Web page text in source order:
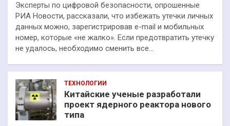
Эксперты по цифровой безопасности, опрошенные
РИА Новости, рассказали, что избежать утечки личных
данных можно, зарегистрировав e-mail и мобильных
номер, которые «не жалко». Если предотвратить утечку
не удалось, необходимо сменить все…
ТЕХНОЛОГИИ
Китайские ученые разработали
проект ядерного реактора нового
типа